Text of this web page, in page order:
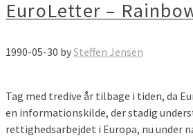
EuroLetter –
1990-05-30 bySteffen Jensen
Tag med tredive år tilbage i tiden, da
en informationskilde, der stadig
rettighedsarbejdet i Europa, nu under